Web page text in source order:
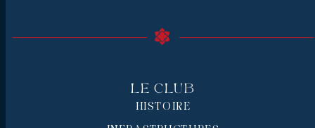
Le Club
HISTOIRE